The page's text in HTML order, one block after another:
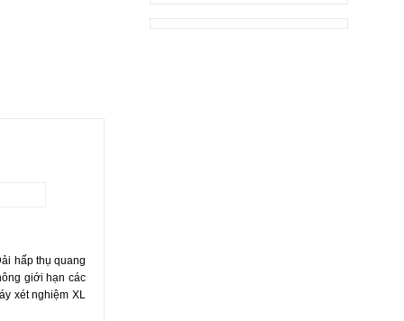
hấp thụ quang
giới hạn các
xét nghiệm XL